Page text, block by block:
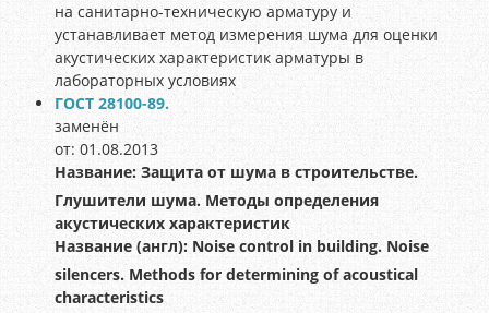
на санитарно-техническую арматуру и
устанавливает метод измерения шума для оценки
акустических характеристик арматуры в
лабораторных условиях
ГОСТ 28100-89.
заменён
от: 01.08.2013
Название: Защита от шума в строительстве.
Глушители шума. Методы определения
акустических характеристик
Название (англ): Noise control in building. Noise
silencers. Methods for determining of acoustical
characteristics